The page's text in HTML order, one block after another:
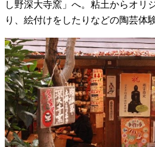
し野深大寺窯」へ。粘土からオリ
り、絵付けをしたりなどの陶芸体